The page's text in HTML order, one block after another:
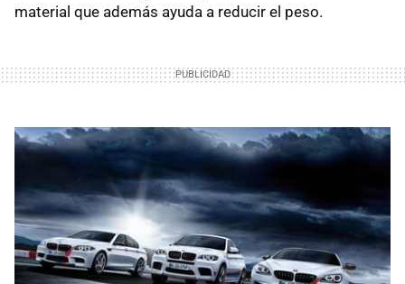
material que además ayuda a reducir el peso.